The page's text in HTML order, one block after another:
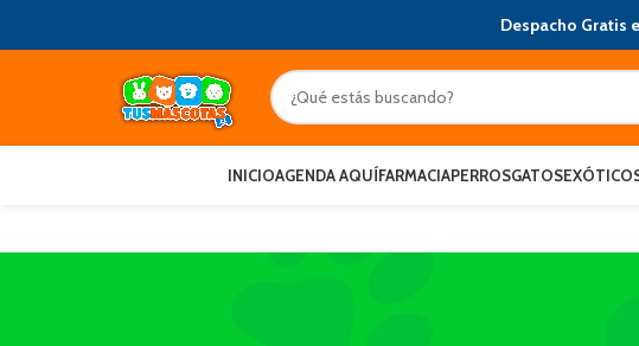
Despacho Gratis
INICIOAGENDA AQUÍFARMACIAPERROSGATOS